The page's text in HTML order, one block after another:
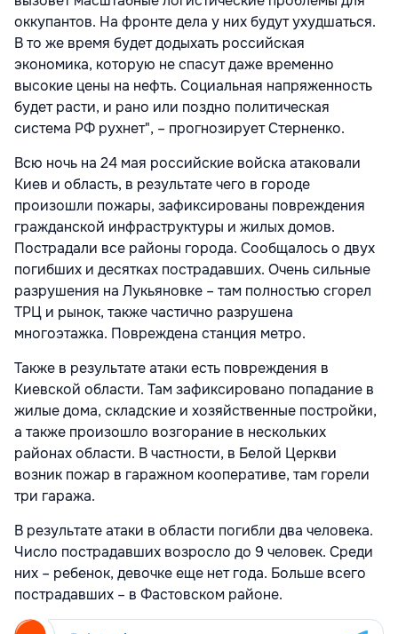
оккупантов. На фронте дела у них будут ухудшаться.
В то же время будет додыхать российская
экономика, которую не спасут даже временно
высокие цены на нефть. Социальная напряженность
будет расти, и рано или поздно политическая
система РФ рухнет", – прогнозирует Стерненко.
Всю ночь на 24 мая российские войска атаковали
Киев и область, в результате чего в городе
произошли пожары, зафиксированы повреждения
гражданской инфраструктуры и жилых домов.
Пострадали все районы города. Сообщалось о двух
погибших и десятках пострадавших. Очень сильные
разрушения на Лукьяновке – там полностью сгорел
ТРЦ и рынок, также частично разрушена
многоэтажка. Повреждена станция метро.
Также в результате атаки есть повреждения в
Киевской области. Там зафиксировано попадание в
жилые дома, складские и хозяйственные постройки,
а также произошло возгорание в нескольких
районах области. В частности, в Белой Церкви
возник пожар в гаражном кооперативе, там горели
три гаража.
В результате атаки в области погибли два человека.
Число пострадавших возросло до 9 человек. Среди
них – ребенок, девочке еще нет года. Больше всего
пострадавших – в Фастовском районе.